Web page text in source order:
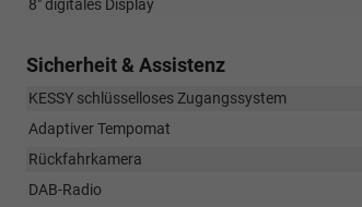
8" digitales Display
Sicherheit & Assistenz
KESSY schlüsselloses Zugangssystem
Adaptiver Tempomat
Rückfahrkamera
DAB-Radio